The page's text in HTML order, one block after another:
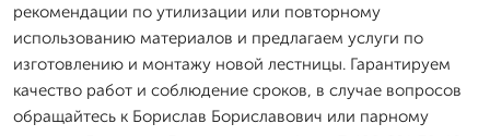
рекомендации по утилизации или повторному
использованию материалов и предлагаем услуги по
изготовлению и монтажу новой лестницы. Гарантируем
качество работ и соблюдение сроков, в случае вопросов
обращайтесь к Борислав Бориславович или парному